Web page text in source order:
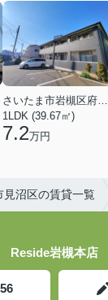
さいたま市岩槻区府内１丁目
1LDK (39.67㎡)
7.2万円
見沼区の賃貸一覧
Reside岩槻本店